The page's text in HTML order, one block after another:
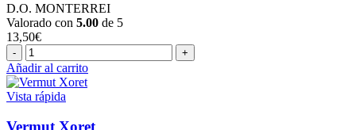
D.O. MONTERREI
Valorado con 5.00 de 5
13,50€
Fanrela
Blanco
cantidad
Añadir al carrito
Vista rápida
Vermut Xoret